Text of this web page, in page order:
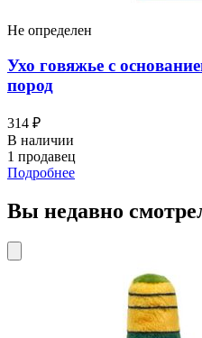
Не определен
Ухо говяжье с
пород
314 ₽
В наличии
1 продавец
Подробнее
Вы недавно